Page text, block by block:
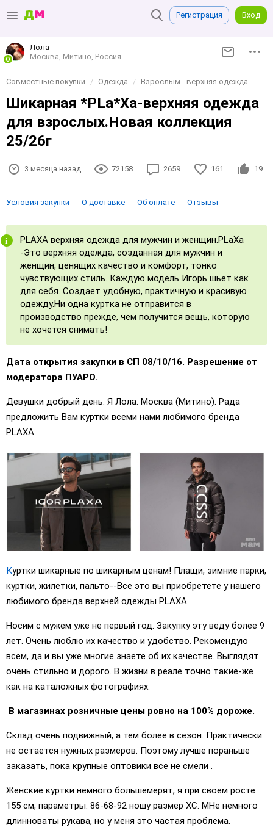
Регистрация Вход
Лола
Москва, Митино, Россия
Совместные покупки Одежда Взрослым - верхняя одежда
Шикарная *PLa*Xa-верхняя одежда
для взрослых.Новая коллекция
25/26г
3 месяца назад 72158 2659 161 19
Условия закупки О доставке Об оплате Отзывы
PLAXA верхняя одежда для мужчин и женщин.PLaXa
-Это верхняя одежда, созданная для мужчин и
женщин, ценящих качество и комфорт, тонко
чувствующих стиль. Каждую модель Игорь шьет как
для себя. Создает удобную, практичную и красивую
одежду.Ни одна куртка не отправится в
производство прежде, чем получится вещь, которую
не хочется снимать!
Дата открытия закупки в СП 08/10/16. Разрешение от
модератора ПУАРО.
Девушки добрый день. Я Лола. Москва (Митино). Рада
предложить Вам куртки всеми нами любимого бренда
PLAXA
Куртки шикарные по шикарным ценам! Плащи, зимние парки,
куртки, жилетки, пальто--Все это вы приобретете у нашего
любимого бренда верхней одежды PLAXA
Носим с мужем уже не первый год. Закупку эту веду более 9
лет. Очень люблю их качество и удобство. Рекомендую
всем, да и вы уже многие знаете об их качестве. Выглядят
очень стильно и дорого. В жизни в реале точно такие-же
как на каталожных фотографиях.
В магазинах розничные цены ровно на 100% дороже.
Склад очень подвижный, а тем более в сезон. Практически
не остается нужных размеров. Поэтому лучше пораньше
заказать, пока крупные оптовики все не смели .
Женские куртки немного большемерят, я при своем росте
155 см, параметры: 86-68-92 ношу размер ХС. МНе немного
длинноваты рукава, но у меня это частая проблема.